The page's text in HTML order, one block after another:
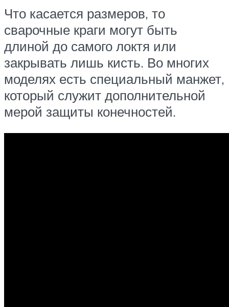
Что касается размеров, то
сварочные краги могут быть
длиной до самого локтя или
закрывать лишь кисть. Во многих
моделях есть специальный манжет,
который служит дополнительной
мерой защиты конечностей.